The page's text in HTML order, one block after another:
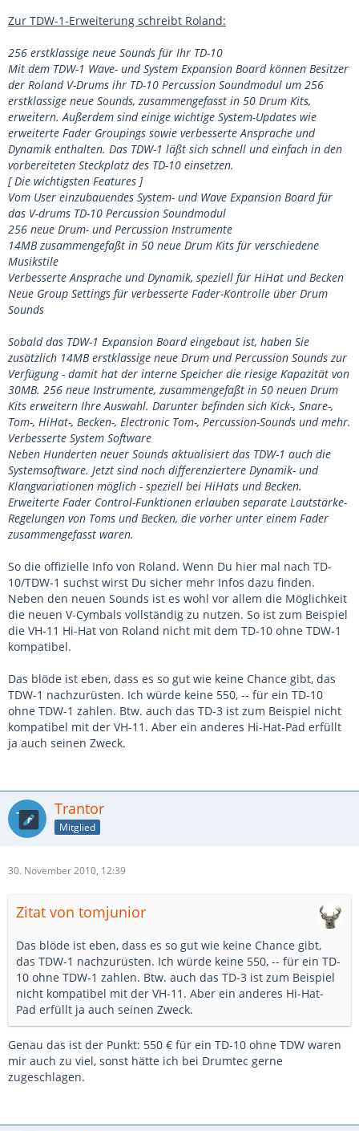
Zur TDW-1-Erweiterung schreibt Roland:
256 erstklassige neue Sounds für Ihr TD-10
Mit dem TDW-1 Wave- und System Expansion Board können Besitzer
der Roland V-Drums ihr TD-10 Percussion Soundmodul um 256
erstklassige neue Sounds, zusammengefasst in 50 Drum Kits,
erweitern. Außerdem sind einige wichtige System-Updates wie
erweiterte Fader Groupings sowie verbesserte Ansprache und
Dynamik enthalten. Das TDW-1 läßt sich schnell und einfach in den
vorbereiteten Steckplatz des TD-10 einsetzen.
[ Die wichtigsten Features ]
Vom User einzubauendes System- und Wave Expansion Board für
das V-drums TD-10 Percussion Soundmodul
256 neue Drum- und Percussion Instrumente
14MB zusammengefaßt in 50 neue Drum Kits für verschiedene
Musikstile
Verbesserte Ansprache und Dynamik, speziell für HiHat und Becken
Neue Group Settings für verbesserte Fader-Kontrolle über Drum
Sounds
Sobald das TDW-1 Expansion Board eingebaut ist, haben Sie
zusätzlich 14MB erstklassige neue Drum und Percussion Sounds zur
Verfügung - damit hat der interne Speicher die riesige Kapazität von
30MB. 256 neue Instrumente, zusammengefaßt in 50 neuen Drum
Kits erweitern Ihre Auswahl. Darunter befinden sich Kick-, Snare-,
Tom-, HiHat-, Becken-, Electronic Tom-, Percussion-Sounds und mehr.
Verbesserte System Software
Neben Hunderten neuer Sounds aktualisiert das TDW-1 auch die
Systemsoftware. Jetzt sind noch differenziertere Dynamik- und
Klangvariationen möglich - speziell bei HiHats und Becken.
Erweiterte Fader Control-Funktionen erlauben separate Lautstärke-
Regelungen von Toms und Becken, die vorher unter einem Fader
zusammengefasst waren.
So die offizielle Info von Roland. Wenn Du hier mal nach TD-
10/TDW-1 suchst wirst Du sicher mehr Infos dazu finden.
Neben den neuen Sounds ist es wohl vor allem die Möglichkeit
die neuen V-Cymbals vollständig zu nutzen. So ist zum Beispiel
die VH-11 Hi-Hat von Roland nicht mit dem TD-10 ohne TDW-1
kompatibel.
Das blöde ist eben, dass es so gut wie keine Chance gibt, das
TDW-1 nachzurüsten. Ich würde keine 550, -- für ein TD-10
ohne TDW-1 zahlen. Btw. auch das TD-3 ist zum Beispiel nicht
kompatibel mit der VH-11. Aber ein anderes Hi-Hat-Pad erfüllt
ja auch seinen Zweck.
Trantor
Mitglied
30. November 2010, 12:39
Zitat von tomjunior
Das blöde ist eben, dass es so gut wie keine Chance gibt,
das TDW-1 nachzurüsten. Ich würde keine 550, -- für ein TD-
10 ohne TDW-1 zahlen. Btw. auch das TD-3 ist zum Beispiel
nicht kompatibel mit der VH-11. Aber ein anderes Hi-Hat-
Pad erfüllt ja auch seinen Zweck.
Genau das ist der Punkt: 550 € für ein TD-10 ohne TDW waren
mir auch zu viel, sonst hätte ich bei Drumtec gerne
zugeschlagen.